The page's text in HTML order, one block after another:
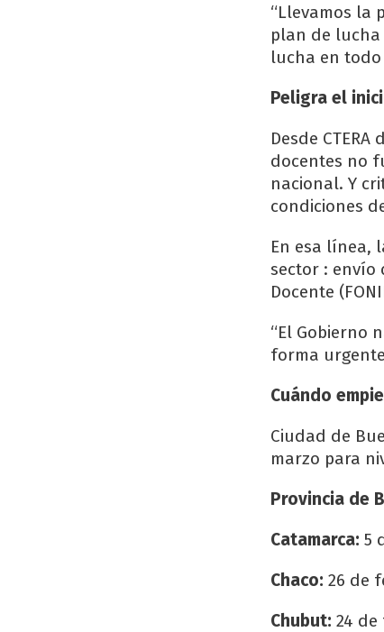
“Llevamos la
plan de lucha
lucha en todo
Peligra el
Desde
docentes no
nacional. Y
condiciones
En esa línea,
sector : envío
Docente
“El Gobierno
forma
Cuándo
Ciudad de
marzo para
Provincia de
Catamarca: 5
Chaco: 26 de
Chubut: 24 de